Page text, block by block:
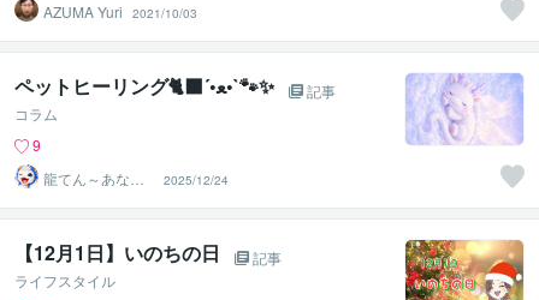
AZUMA Yuri
2021/10/03
ペットヒーリング🐈‍⬛´•ﻌ•`🐾✨
記事
コラム
9
龍てん～あなた
の魂の羅針盤
2025/12/24
【12月1日】いのちの日
記事
ライフスタイル